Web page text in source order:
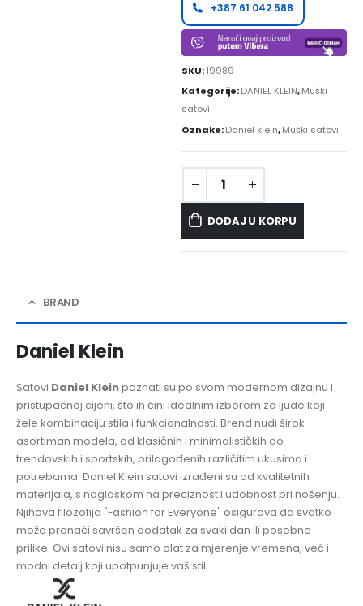
+387 61 042 588
SKU:19989
Kategorije:DANIEL KLEIN,Muški
satovi
Oznake:Daniel klein,Muški satovi
DODAJ U KORPU
BRAND
Daniel Klein
Satovi Daniel Kleinpoznati su po svom modernom dizajnu i
pristupačnoj cijeni, što ih čini idealnim izborom za ljude koji
žele kombinaciju stila i funkcionalnosti. Brend nudi širok
asortiman modela, od klasičnih i minimalističkih do
trendovskih i sportskih, prilagođenih različitim ukusima i
potrebama. Daniel Klein satovi izrađeni su od kvalitetnih
materijala, s naglaskom na preciznost i udobnost pri nošenju.
Njihova filozofija "Fashion for Everyone" osigurava da svatko
može pronaći savršen dodatak za svaki dan ili posebne
prilike. Ovi satovi nisu samo alat za mjerenje vremena, već i
modni detalj koji upotpunjuje vaš stil.